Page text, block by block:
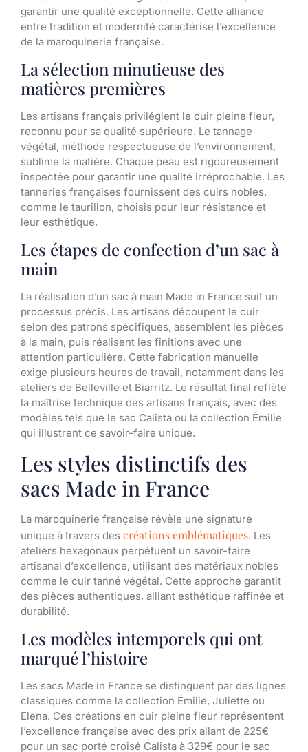
garantir une qualité exceptionnelle. Cette alliance
entre tradition et modernité caractérise l’excellence
de la maroquinerie française.
La sélection minutieuse des
matières premières
Les artisans français privilégient le cuir pleine fleur,
reconnu pour sa qualité supérieure. Le tannage
végétal, méthode respectueuse de l’environnement,
sublime la matière. Chaque peau est rigoureusement
inspectée pour garantir une qualité irréprochable. Les
tanneries françaises fournissent des cuirs nobles,
comme le taurillon, choisis pour leur résistance et
leur esthétique.
Les étapes de confection d’un sac à
main
La réalisation d’un sac à main Made in France suit un
processus précis. Les artisans découpent le cuir
selon des patrons spécifiques, assemblent les pièces
à la main, puis réalisent les finitions avec une
attention particulière. Cette fabrication manuelle
exige plusieurs heures de travail, notamment dans les
ateliers de Belleville et Biarritz. Le résultat final reflète
la maîtrise technique des artisans français, avec des
modèles tels que le sac Calista ou la collection Émilie
qui illustrent ce savoir-faire unique.
Les styles distinctifs des
sacs Made in France
La maroquinerie française révèle une signature
unique à travers des créations emblématiques. Les
ateliers hexagonaux perpétuent un savoir-faire
artisanal d’excellence, utilisant des matériaux nobles
comme le cuir tanné végétal. Cette approche garantit
des pièces authentiques, alliant esthétique raffinée et
durabilité.
Les modèles intemporels qui ont
marqué l’histoire
Les sacs Made in France se distinguent par des lignes
classiques comme la collection Émilie, Juliette ou
Elena. Ces créations en cuir pleine fleur représentent
l’excellence française avec des prix allant de 225€
pour un sac porté croisé Calista à 329€ pour le sac